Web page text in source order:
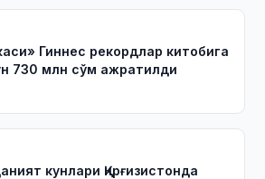
Гиннес рекордлар китобига
730 млн сўм ажратилди
кунлари Қирғизистонда